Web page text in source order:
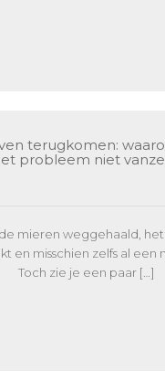
terugkomen:
probleem niet
mieren weggehaald,
en misschien zelfs al een
Toch zie je een paar […]